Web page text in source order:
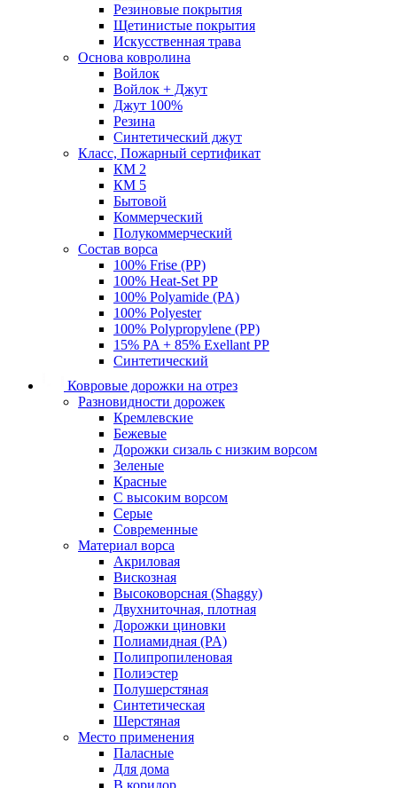
Резиновые покрытия
Щетинистые покрытия
Искусственная трава
Основа ковролина
Войлок
Войлок + Джут
Джут 100%
Резина
Синтетический джут
Класс, Пожарный сертификат
КМ 2
КМ 5
Бытовой
Коммерческий
Полукоммерческий
Состав ворса
100% Frise (PP)
100% Heat-Set PP
100% Polyamide (PA)
100% Polyester
100% Polypropylene (PP)
15% PA + 85% Exellant PP
Синтетический
Ковровые дорожки на отрез
Разновидности дорожек
Кремлевские
Бежевые
Дорожки сизаль с низким ворсом
Зеленые
Красные
С высоким ворсом
Серые
Современные
Материал ворса
Акриловая
Вискозная
Высоковорсная (Shaggy)
Двухниточная, плотная
Дорожки циновки
Полиамидная (PA)
Полипропиленовая
Полиэстер
Полушерстяная
Синтетическая
Шерстяная
Место применения
Паласные
Для дома
В коридор